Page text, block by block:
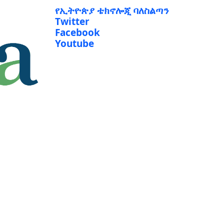
የኢትዮጵያ ቴክኖሎጂ ባለስልጣን
Twitter
Facebook
Youtube